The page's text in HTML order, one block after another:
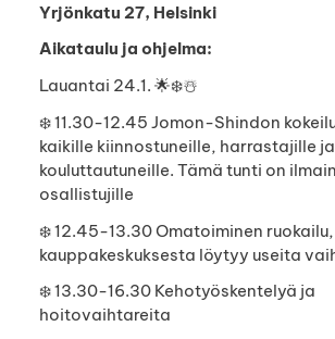
Yrjönkatu 27, Helsinki
Aikataulu ja ohjelma:
Lauantai 24.1. 🌟❄️☃️
❄️ 11.30-12.45 Jomon-Shindon
kaikille kiinnostuneille, harrastajille ja
kouluttautuneille. Tämä tunti on
osallistujille
❄️ 12.45-13.30 Omatoiminen
kauppakeskuksesta löytyy useita
❄️ 13.30-16.30 Kehotyöskentelyä ja
hoitovaihtareita